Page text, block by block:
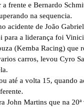
frente e Bernardo
na sequencia.
acidente de João
para a liderança foi
(Kemba Racing) que
carros, levou Cyro
até a volta 15, quando
John Martins que na